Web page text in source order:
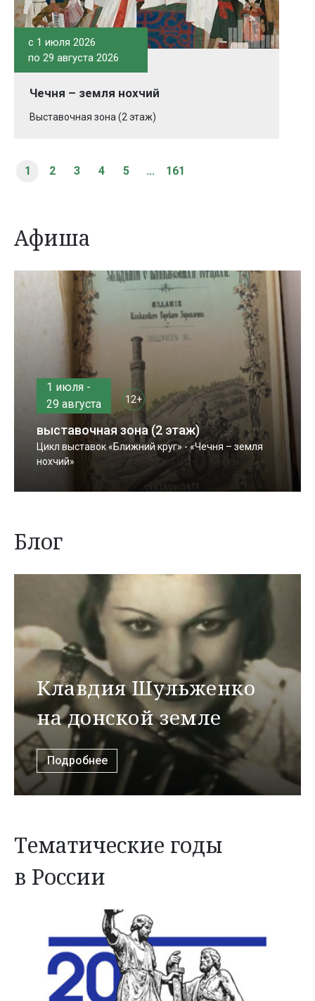
c 1 июля 2026
по 29 августа 2026
Чечня – земля нохчий
Выставочная зона (2 этаж)
1 2 3 4 5 ... 161
Афиша
1 июля -
29 августа
12+
выставочная зона (2 этаж)
Цикл выставок «Ближний круг» - «Чечня – земля
нохчий»
Блог
Клавдия Шульженко
на донской земле
Подробнее
Тематические годы
в России